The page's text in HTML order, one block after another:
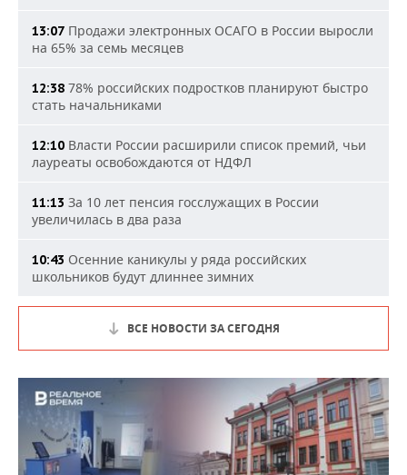
13:07 Продажи электронных ОСАГО в России выросли
на 65% за семь месяцев
12:38 78% российских подростков планируют быстро
стать начальниками
12:10 Власти России расширили список премий, чьи
лауреаты освобождаются от НДФЛ
11:13 За 10 лет пенсия госслужащих в России
увеличилась в два раза
10:43 Осенние каникулы у ряда российских
школьников будут длиннее зимних
ВСЕ НОВОСТИ ЗА СЕГОДНЯ